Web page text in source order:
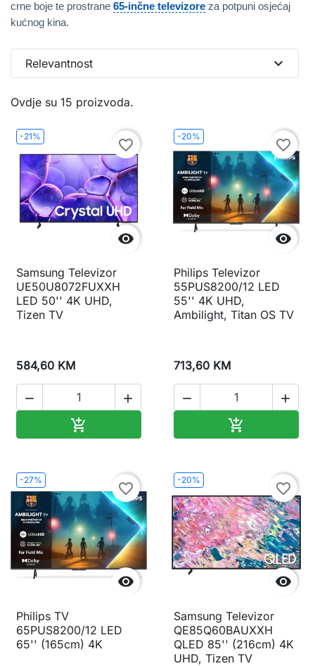
crne boje te prostrane 65-inčne televizore za potpuni osjećaj
kućnog kina.
Ovdje su 15 proizvoda.
Relevantnost expand_more
-21%

favorite_border
Samsung Televizor
UE50U8072FUXXH
LED 50'' 4K UHD,
Tizen TV
584,60 KM
 

-20%

favorite_border
Philips Televizor
55PUS8200/12 LED
55'' 4K UHD,
Ambilight, Titan OS TV
713,60 KM
 

-27%

favorite_border
Philips TV
65PUS8200/12 LED
65'' (165cm) 4K
-20%

favorite_border
Samsung Televizor
QE85Q60BAUXXH
QLED 85'' (216cm) 4K
UHD, Tizen TV